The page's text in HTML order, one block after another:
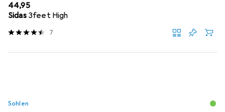
EUR
44,95
Sidas 3feet High
7
Sohlen